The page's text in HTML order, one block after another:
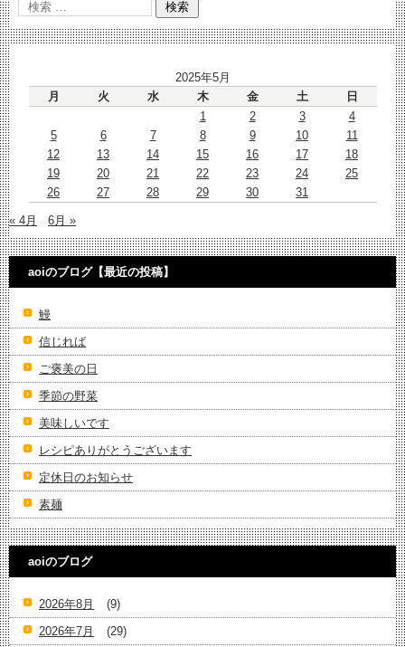
2025年5月
月
火 水 木 金 土
日
1
2 3
4
5
6 7 8 9 10
11
12
13 14 15 16 17
18
19
20 21 22 23 24
25
26
27 28 29 30 31
« 4月 6月 »
aoiのブログ【最近の投稿】
鰻
信じれば
ご褒美の日
季節の野菜
美味しいです
レシピありがとうございます
定休日のお知らせ
素麺
aoiのブログ
2026年8月
(9)
2026年7月
(29)